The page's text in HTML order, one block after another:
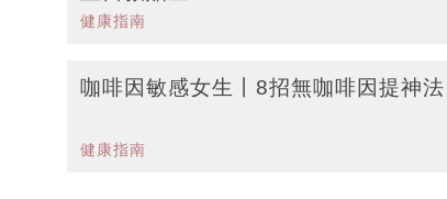
健康指南
咖啡因敏感女生丨8招無咖啡因提神法
健康指南